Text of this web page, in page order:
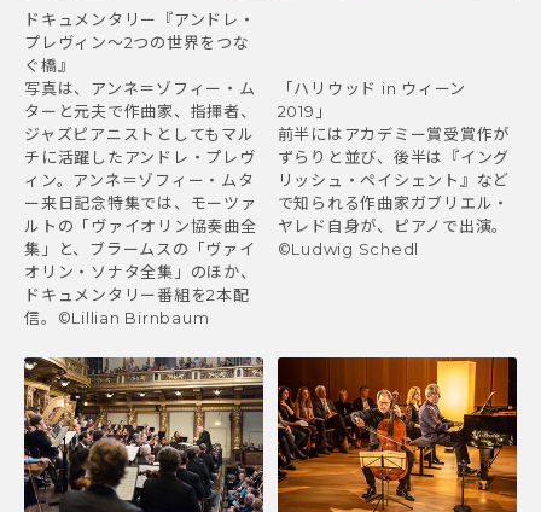
ドキュメンタリー『アンドレ・
プレヴィン～2つの世界をつな
ぐ橋』
写真は、アンネ＝ゾフィー・ム
ターと元夫で作曲家、指揮者、
ジャズピアニストとしてもマル
チに活躍したアンドレ・プレヴ
ィン。アンネ＝ゾフィー・ムタ
ー来日記念特集では、モーツァ
ルトの「ヴァイオリン協奏曲全
集」と、ブラームスの「ヴァイ
オリン・ソナタ全集」のほか、
ドキュメンタリー番組を2本配
信。©Lillian Birnbaum
「ハリウッド in ウィーン
2019」
前半にはアカデミー賞受賞作が
ずらりと並び、後半は『イング
リッシュ・ペイシェント』など
で知られる作曲家ガブリエル・
ヤレド自身が、ピアノで出演。
©Ludwig Schedl